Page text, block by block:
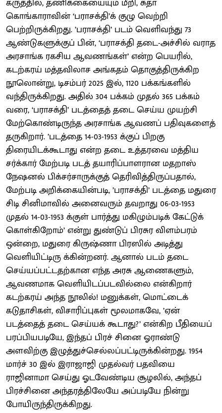
கருத்தில், தணிக்கையையும் மீறி, சுதா
கொங்காராவின் ‘பராசக்தி’க் குழு வெற்றி
பெற்றிருக்கிறது. ’பராசக்தி’ படம் வெளிவந்து 73
ஆண்டுகளுக்குப் பின், ‘பராசக்தி தடை-அச்சில் வராத
அரசாங்க ரகசிய ஆவணங்கள்’ என்ற பெயரில்,
கடற்கரய் மத்தவிலாச அங்கதம் தொகுத்திருக்கிற
நூலொன்று, டிசம்பர் 2025 இல், 1120 பக்கங்களில்
வந்திருக்கிறது. அதில் 304 பக்கம் முதல் 365 பக்கம்
வரை, ‘பராசக்தி’ படத்தைத் தடை செய்ய முயற்சி
மேற்கொண்டிருந்த அரசாங்க ஆவணப் பதிவுகளைத்
தருகிறார். ’படத்தை 14-03-1953 க்குப் பிறகு
திரையிடக்கூடாது என்ற தடை உத்தரவை மத்திய
சர்க்கார் மேற்படி படத் தயாரிப்பாளரான மதறாஸ்
நேஷனல் பிக்சர்சாருக்குத் தெரிவித்திருப்பதால்,
மேற்படி அறிக்கையின்படி, ’பராசக்தி’ படத்தை மதுரை
சிடி சினிமாவில் அனைவரும் தவறாது 06-03-1953
முதல் 14-03-1953 க்குள் பார்த்து மகிழும்படிக் கேட்டுக்
கொள்கிறோம்’ என்று துண்டுப் பிரசுர விளம்பரம்
ஒன்றை, மதுரை கிருஷ்ணா பிரஸில் அடித்து
வெளியிட்டிரு க்கின்றனர். ஆனால் படம் தடை
செய்யப்பட்டதற்கான எந்த அரசு ஆணைகளும்,
ஆவணமாக வெளியிடப்படவில்லை என்கிறார்
கடற்கரய் அந்த நூலில்! மனுக்கள், மொட்டைக்
கடுதாசிகள், விசாரிப்புகள் மூலமாகவே, ’ஏன்
படத்தைத் தடை செய்யக் கூடாது?’ என்கிற பீதியைப்
பரப்பியபடியே, இந்தப் பிரச் சினை ஓராண்டு
அளவிற்கு இழுத்துச்செல்லப்பட்டிருக்கின்றது. 1954
மார்ச் 30 இல் இராஜாஜி முதல்வர் பதவியை
ராஜினாமா செய்து ஓடவேண்டிய சூழலில், அந்தப்
பிரச்சினை அந்தரத்திலேயே அப்படியே நின்று
போயிருந்திருக்கிறது.